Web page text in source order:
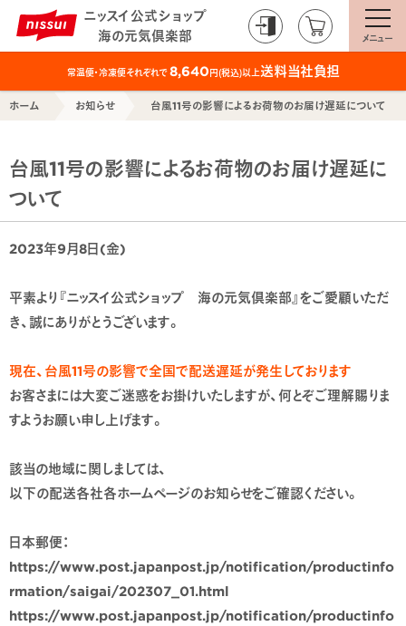
ニッスイ公式ショップ
海の元気倶楽部
メニュー
常温便・冷凍便それぞれで8,640円(税込)以上送料当社負担
ホーム お知らせ 台風11号の影響によるお荷物のお届け遅延について
台風11号の影響によるお荷物のお届け遅延に
ついて
2023年9月8日(金)
平素より『ニッスイ公式ショップ 海の元気倶楽部』をご愛顧いただ
き、誠にありがとうございます。
現在、台風11号の影響で全国で配送遅延が発生しております
お客さまには大変ご迷惑をお掛けいたしますが、何とぞご理解賜りま
すようお願い申し上げます。
該当の地域に関しましては、
以下の配送各社各ホームページのお知らせをご確認ください。
日本郵便：
https://www.post.japanpost.jp/notification/productinfo
rmation/saigai/202307_01.html
https://www.post.japanpost.jp/notification/productinfo